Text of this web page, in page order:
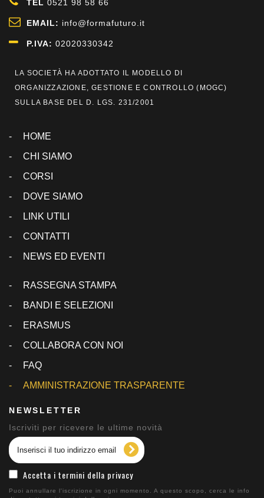
TEL 0521 98 58 66
EMAIL: info@formafuturo.it
P.IVA: 02020330342
LA SOCIETÀ HA ADOTTATO IL MODELLO DI
ORGANIZZAZIONE, GESTIONE E CONTROLLO ( MOGC)
SULLA BASE DEL D. LGS. 231/2001
HOME
CHI SIAMO
CORSI
DOVE SIAMO
LINK UTILI
CONTATTI
NEWS ED EVENTI
RASSEGNA STAMPA
BANDI E SELEZIONI
ERASMUS
COLLABORA CON NOI
FAQ
AMMINISTRAZIONE TRASPARENTE
NEWSLETTER
Iscriviti per ricevere le ultime novità
Accetta i termini della privacy
Puoi annullare l'iscrizione in ogni momento. A questo scopo, cerca le info